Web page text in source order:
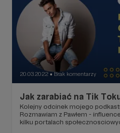
20.03.2022 ● Brak komentarzy
Jak zarabiać na Tik
Kolejny odcinek mojego
Rozmawiam z Pawłem -
kilku portalach